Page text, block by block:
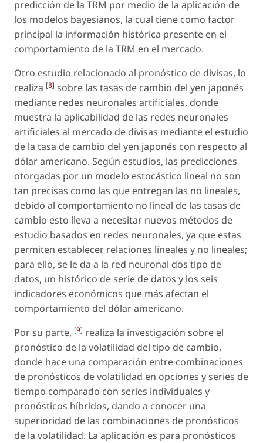
predicción de la TRM por medio de la aplicación de
los modelos bayesianos, la cual tiene como factor
principal la información histórica presente en el
comportamiento de la TRM en el mercado.
Otro estudio relacionado al pronóstico de divisas, lo
realiza [8] sobre las tasas de cambio del yen japonés
mediante redes neuronales artificiales, donde
muestra la aplicabilidad de las redes neuronales
artificiales al mercado de divisas mediante el estudio
de la tasa de cambio del yen japonés con respecto al
dólar americano. Según estudios, las predicciones
otorgadas por un modelo estocástico lineal no son
tan precisas como las que entregan las no lineales,
debido al comportamiento no lineal de las tasas de
cambio esto lleva a necesitar nuevos métodos de
estudio basados en redes neuronales, ya que estas
permiten establecer relaciones lineales y no lineales;
para ello, se le da a la red neuronal dos tipo de
datos, un histórico de serie de datos y los seis
indicadores económicos que más afectan el
comportamiento del dólar americano.
Por su parte, [9] realiza la investigación sobre el
pronóstico de la volatilidad del tipo de cambio,
donde hace una comparación entre combinaciones
de pronósticos de volatilidad en opciones y series de
tiempo comparado con series individuales y
pronósticos híbridos, dando a conocer una
superioridad de las combinaciones de pronósticos
de la volatilidad. La aplicación es para pronósticos